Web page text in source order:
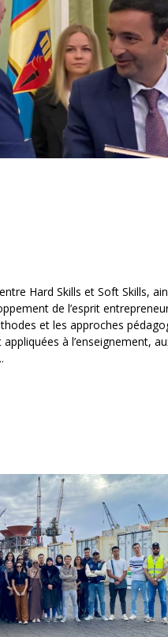
Hard Skills et Soft Skills,
de l’esprit
et les approches
à l’enseignement,